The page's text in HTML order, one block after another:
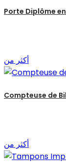
Porte Diplôme
أكثر من
Compteuse de
أكثر من